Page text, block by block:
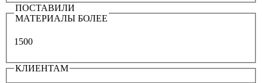
ПОСТАВИЛИ
МАТЕРИАЛЫ БОЛЕЕ
1500
КЛИЕНТАМ